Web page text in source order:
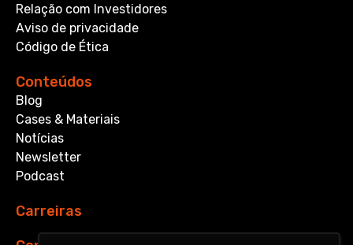
Relação com Investidores
Aviso de privacidade
Código de Ética
Conteúdos
Blog
Cases & Materiais
Notícias
Newsletter
Podcast
Carreiras